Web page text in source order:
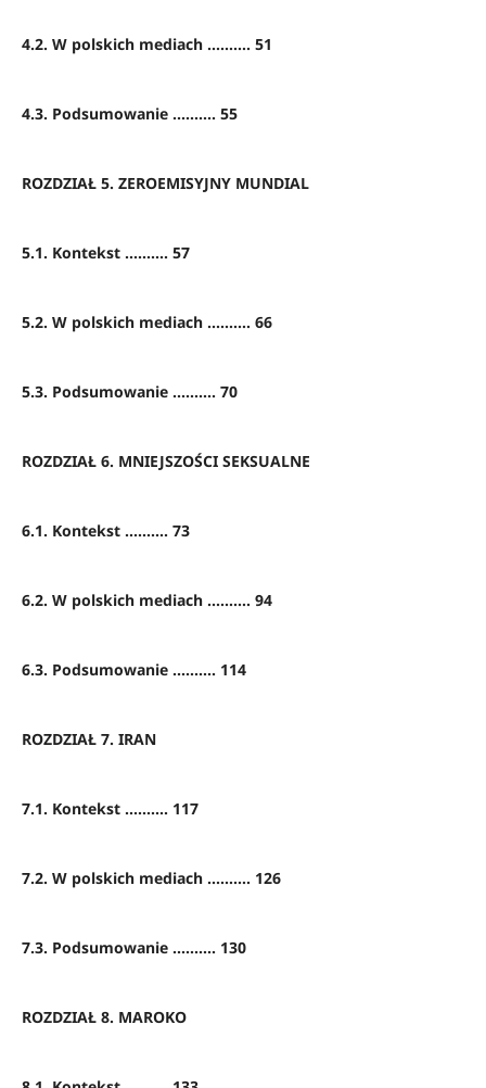
4.2. W polskich mediach .......... 51
4.3. Podsumowanie .......... 55
ROZDZIAŁ 5. ZEROEMISYJNY MUNDIAL
5.1. Kontekst .......... 57
5.2. W polskich mediach .......... 66
5.3. Podsumowanie .......... 70
ROZDZIAŁ 6. MNIEJSZOŚCI SEKSUALNE
6.1. Kontekst .......... 73
6.2. W polskich mediach .......... 94
6.3. Podsumowanie .......... 114
ROZDZIAŁ 7. IRAN
7.1. Kontekst .......... 117
7.2. W polskich mediach .......... 126
7.3. Podsumowanie .......... 130
ROZDZIAŁ 8. MAROKO